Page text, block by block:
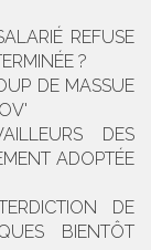
REFUSE
?
DE MASSUE
DES
ADOPTÉE
DE
BIENTÔT